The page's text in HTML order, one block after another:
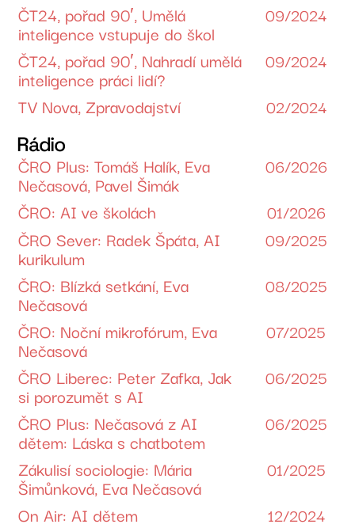
ČT24, pořad 90′, Umělá
inteligence vstupuje do škol
09/2024
ČT24, pořad 90′, Nahradí umělá
inteligence práci lidí?
09/2024
TV Nova, Zpravodajství 02/2024
Rádio
ČRO Plus: Tomáš Halík, Eva
Nečasová, Pavel Šimák
06/2026
ČRO: AI ve školách 01/2026
ČRO Sever: Radek Špáta, AI
kurikulum
09/2025
ČRO: Blízká setkání, Eva
Nečasová
08/2025
ČRO: Noční mikrofórum, Eva
Nečasová
07/2025
ČRO Liberec: Peter Zafka, Jak
si porozumět s AI
06/2025
ČRO Plus: Nečasová z AI
dětem: Láska s chatbotem
06/2025
Zákulisí sociologie: Mária
Šimůnková, Eva Nečasová
01/2025
On Air: AI dětem 12/2024